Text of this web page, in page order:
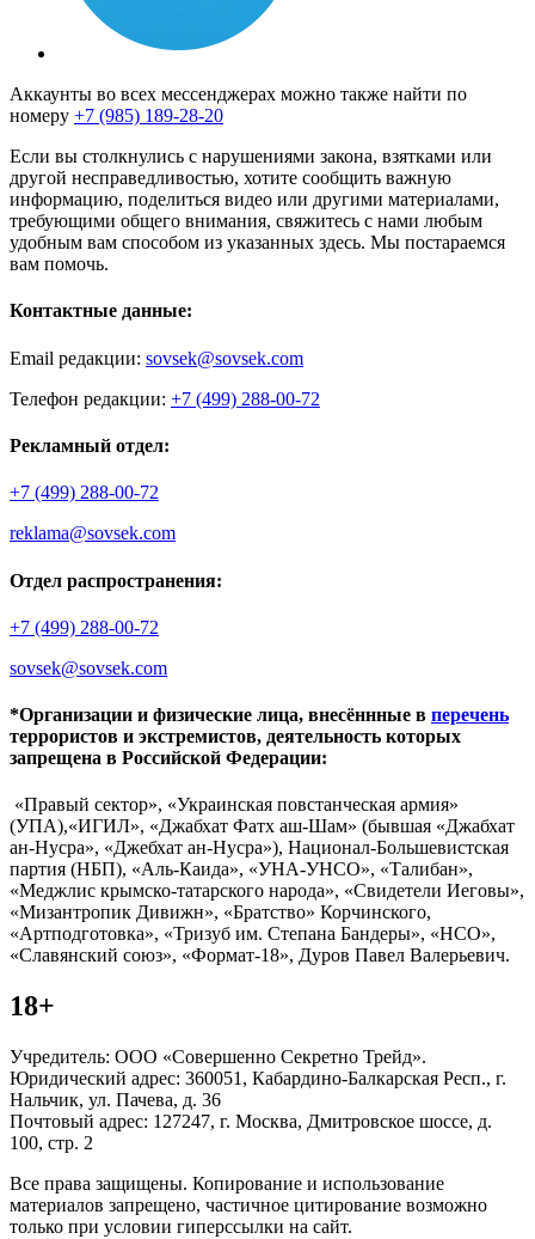
Аккаунты во всех мессенджерах можно также найти по
номеру +7 (985) 189-28-20
Если вы столкнулись с нарушениями закона, взятками или
другой несправедливостью, хотите сообщить важную
информацию, поделиться видео или другими материалами,
требующими общего внимания, свяжитесь с нами любым
удобным вам способом из указанных здесь. Мы постараемся
вам помочь.
Контактные данные:
Email редакции: sovsek@sovsek.com
Телефон редакции: +7 (499) 288-00-72
Рекламный отдел:
+7 (499) 288-00-72
reklama@sovsek.com
Отдел распространения:
+7 (499) 288-00-72
sovsek@sovsek.com
*Организации и физические лица, внесённные в перечень
террористов и экстремистов, деятельность которых
запрещена в Российской Федерации:
«Правый сектор», «Украинская повстанческая армия»
(УПА),«ИГИЛ», «Джабхат Фатх аш-Шам» (бывшая «Джабхат
ан-Нусра», «Джебхат ан-Нусра»), Национал-Большевистская
партия (НБП), «Аль-Каида», «УНА-УНСО», «Талибан»,
«Меджлис крымско-татарского народа», «Свидетели Иеговы»,
«Мизантропик Дивижн», «Братство» Корчинского,
«Артподготовка», «Тризуб им. Степана Бандеры», «НСО»,
«Славянский союз», «Формат-18», Дуров Павел Валерьевич.
18+
Учредитель: ООО «Совершенно Секретно Трейд».
Юридический адрес: 360051, Кабардино-Балкарская Респ., г.
Нальчик, ул. Пачева, д. 36
Почтовый адрес: 127247, г. Москва, Дмитровское шоссе, д.
100, стр. 2
Все права защищены. Копирование и использование
материалов запрещено, частичное цитирование возможно
только при условии гиперссылки на сайт.